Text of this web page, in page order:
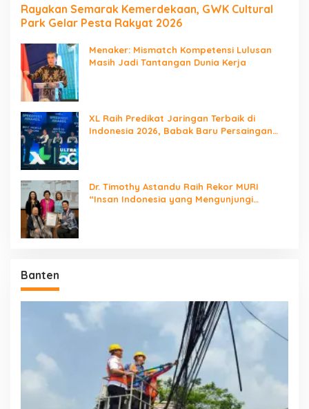
Rayakan Semarak Kemerdekaan, GWK Cultural
Park Gelar Pesta Rakyat 2026
Menaker: Mismatch Kompetensi Lulusan
Masih Jadi Tantangan Dunia Kerja
XL Raih Predikat Jaringan Terbaik di
Indonesia 2026, Babak Baru Persaingan
Dr. Timothy Astandu Raih Rekor MURI
“Insan Indonesia yang Mengunjungi
Banten